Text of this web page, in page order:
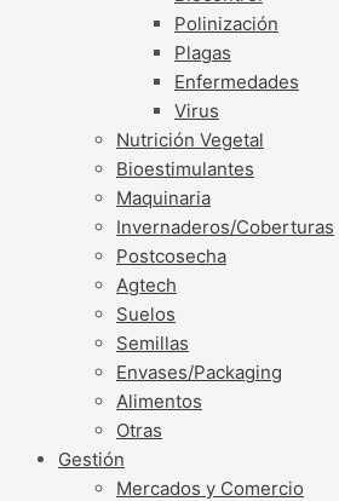
Polinización
Plagas
Enfermedades
Virus
Nutrición Vegetal
Bioestimulantes
Maquinaria
Invernaderos/Coberturas
Postcosecha
Agtech
Suelos
Semillas
Envases/Packaging
Alimentos
Otras
Gestión
Mercados y Comercio